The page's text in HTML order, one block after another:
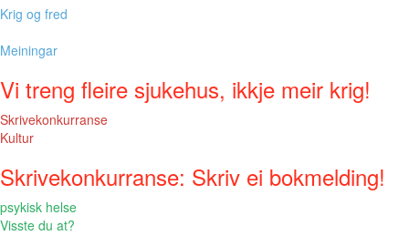
Krig og fred
Meiningar
Vi treng fleire sjukehus, ikkje meir krig!
Skrivekonkurranse
Kultur
Skrivekonkurranse: Skriv ei bokmelding!
psykisk helse
Visste du at?